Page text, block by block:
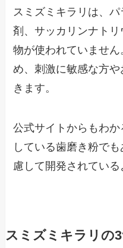
スミズミキラリは、
剤、サッカリンナト
物が使われていませ
め、刺激に敏感な方
きます。
公式サイトからもわ
している歯磨き粉で
慮して開発されている
スミズミキラリの